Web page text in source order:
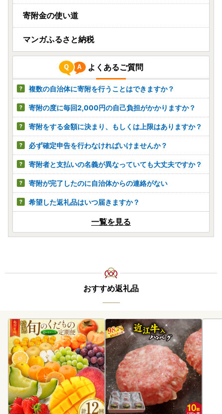
寄附金の使い道
マンガふるさと納税
よくあるご質問
複数の自治体に寄附を行うことはできますか？
寄附の度に毎回2,000円の自己負担がかかりますか？
寄附をする金額に決まり、もしくは上限はありますか？
必ず確定申告を行わなければいけませんか？
寄附者と支払いの名義が異なっていても大丈夫ですか？
寄附が完了したのに自治体からの連絡がない
希望した返礼品はいつ届きますか？
一覧を見る
おすすめ返礼品